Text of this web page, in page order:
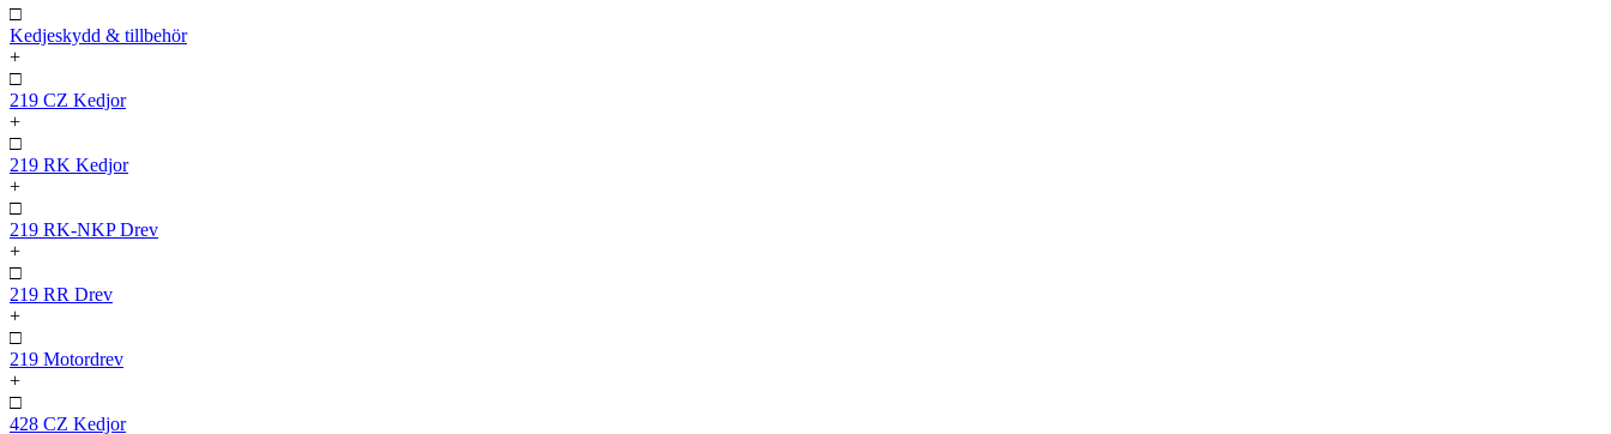
□
Kedjeskydd & tillbehör
+
□
219 CZ Kedjor
+
□
219 RK Kedjor
+
□
219 RK-NKP Drev
+
□
219 RR Drev
+
□
219 Motordrev
+
□
428 CZ Kedjor